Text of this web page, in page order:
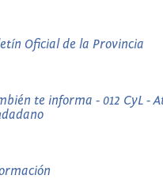
Oficial de la Provincia
te informa - 012 CyL -